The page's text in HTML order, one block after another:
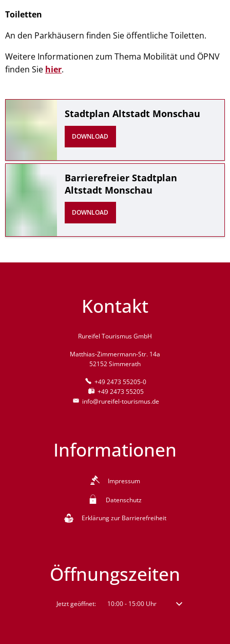
Toiletten
An den Parkhäusern finden Sie öffentliche Toiletten.
Weitere Informationen zum Thema Mobilität und ÖPNV
finden Sie hier.
Stadtplan Altstadt Monschau
DOWNLOAD
Barrierefreier Stadtplan
Altstadt Monschau
DOWNLOAD
Kontakt
Rureifel Tourismus GmbH
Matthias-Zimmermann-Str. 14a
52152 Simmerath
+49 2473 55205-0
+49 2473 55205
info@rureifel-tourismus.de
Informationen
Impressum
Datenschutz
Erklärung zur Barrierefreiheit
Öffnungszeiten
Klicken, um weitere Öffnungs- oder Schließzeiten auszublenden
Jetzt geöffnet: 10:00- 15:00Uhr Von 10:00 bis 15:00